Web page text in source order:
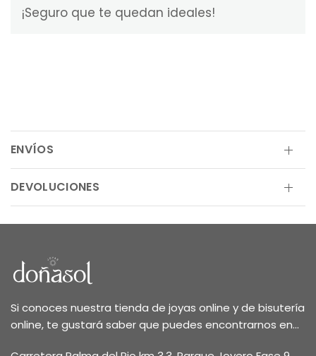
¡Seguro que te quedan ideales!
ENVÍOS
DEVOLUCIONES
Si conoces nuestra tienda de joyas online y de bisutería
online, te gustará saber que puedes encontrarnos en...